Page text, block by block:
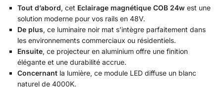
Tout d’abord, cet Eclairage magnétique COB 24w est une
solution moderne pour vos rails en 48V.
De plus, ce luminaire noir mat s’intègre parfaitement dans
les environnements commerciaux ou résidentiels.
Ensuite, ce projecteur en aluminium offre une finition
élégante et une durabilité accrue.
Concernant la lumière, ce module LED diffuse un blanc
naturel de 4000K.